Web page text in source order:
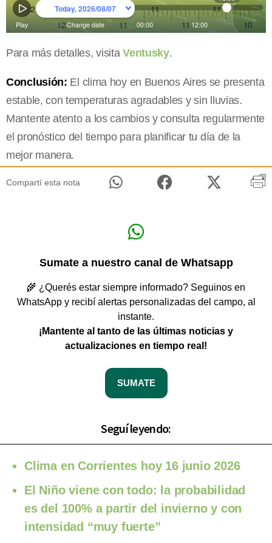
Para más detalles, visitaVentusky.
Conclusión: El clima hoy en Buenos Aires se presenta
estable, con temperaturas agradables y sin lluvias.
Mantente atento a los cambios y consulta regularmente
el pronóstico del tiempo para planificar tu día de la
mejor manera.
Compartí esta nota
Sumate a nuestro canal de Whatsapp
🌾 ¿Querés estar siempre informado? Seguinos en
WhatsApp y recibí alertas personalizadas del campo, al
instante.
¡Mantente al tanto de las últimas noticias y
actualizaciones en tiempo real!
SUMATE
Seguí leyendo:
Clima en Corrientes hoy 16 junio 2026
El Niño viene con todo: la probabilidad
es del 100% a partir del invierno y con
intensidad “muy fuerte”